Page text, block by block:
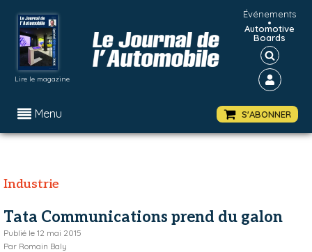
Lire le magazine
Événements
•
Automotive
Boards
Menu S'ABONNER
Industrie
Tata Communications prend du galon
Publié le 12 mai 2015
Par Romain Baly